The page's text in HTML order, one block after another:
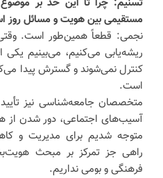
مستقیمی بین هویت و مسائل روز
نجمی: قطعاً همین‌طور است.
ریشه‌یابی می‌کنیم، می‌بینیم
کنترل نمی‌شوند و گسترش پیدا
است.
متخصصان جامعه‌شناسی نیز
آسیب‌های اجتماعی، دور شدن از
متوجه شدیم برای مدیریت و
راهی جز تمرکز بر مبحث
فرهنگی و بومی نداریم.